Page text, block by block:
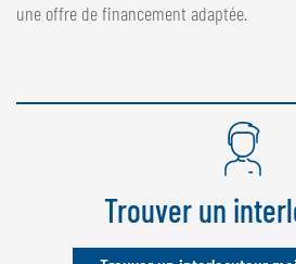
BELGIQUE
une offre de financement adaptée.
Trouver un